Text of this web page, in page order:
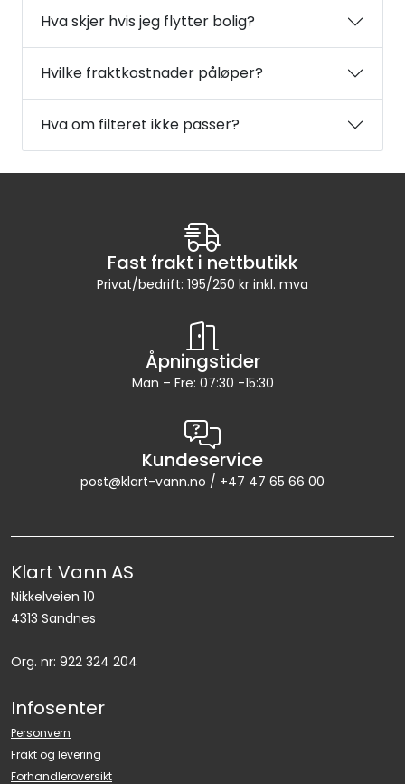
Hva skjer hvis jeg flytter bolig?
Hvilke fraktkostnader påløper?
Hva om filteret ikke passer?
Fast frakt i nettbutikk
Privat/bedrift: 195/250 kr inkl. mva
Åpningstider
Man – Fre: 07:30 -15:30
Kundeservice
post@klart-vann.no / +47 47 65 66 00
Klart Vann AS
Nikkelveien 10
4313 Sandnes
Org. nr: 922 324 204
Infosenter
Personvern
Frakt og levering
Forhandleroversikt